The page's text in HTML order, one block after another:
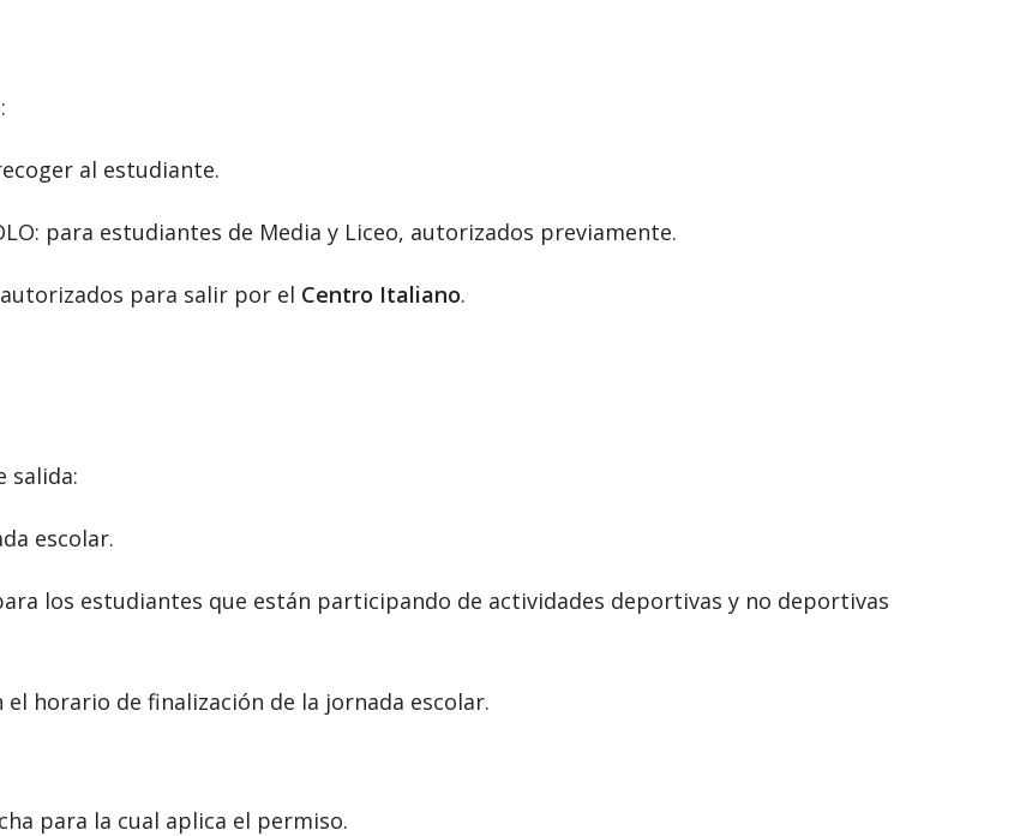
al estudiante.
para estudiantes de Media y Liceo, autorizados previamente.
para salir por el Centro Italiano.
salida:
escolar.
los estudiantes que están participando de actividades deportivas y no deportivas
horario de finalización de la jornada escolar.
para la cual aplica el permiso.